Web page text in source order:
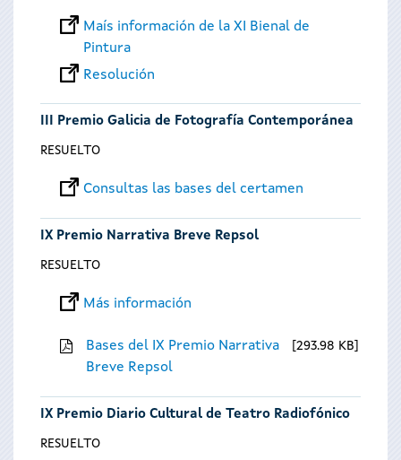
Maís información de la XI Bienal de
Pintura
Resolución
III Premio Galicia de Fotografía Contemporánea
RESUELTO
Consultas las bases del certamen
IX Premio Narrativa Breve Repsol
RESUELTO
Más información
Bases del IX Premio Narrativa
Breve Repsol
293.98 KB
IX Premio Diario Cultural de Teatro Radiofónico
RESUELTO